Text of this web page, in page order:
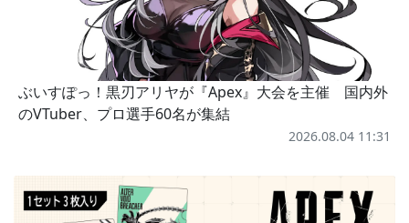
ぶいすぽっ！黒刃アリヤが『Apex』大会を主催 国内外
のVTuber、プロ選手60名が集結
2026.08.04 11:31